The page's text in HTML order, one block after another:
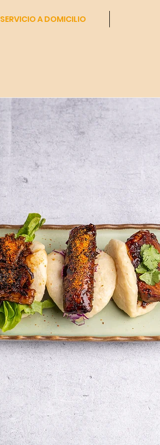
SERVICIO A DOMICILIO